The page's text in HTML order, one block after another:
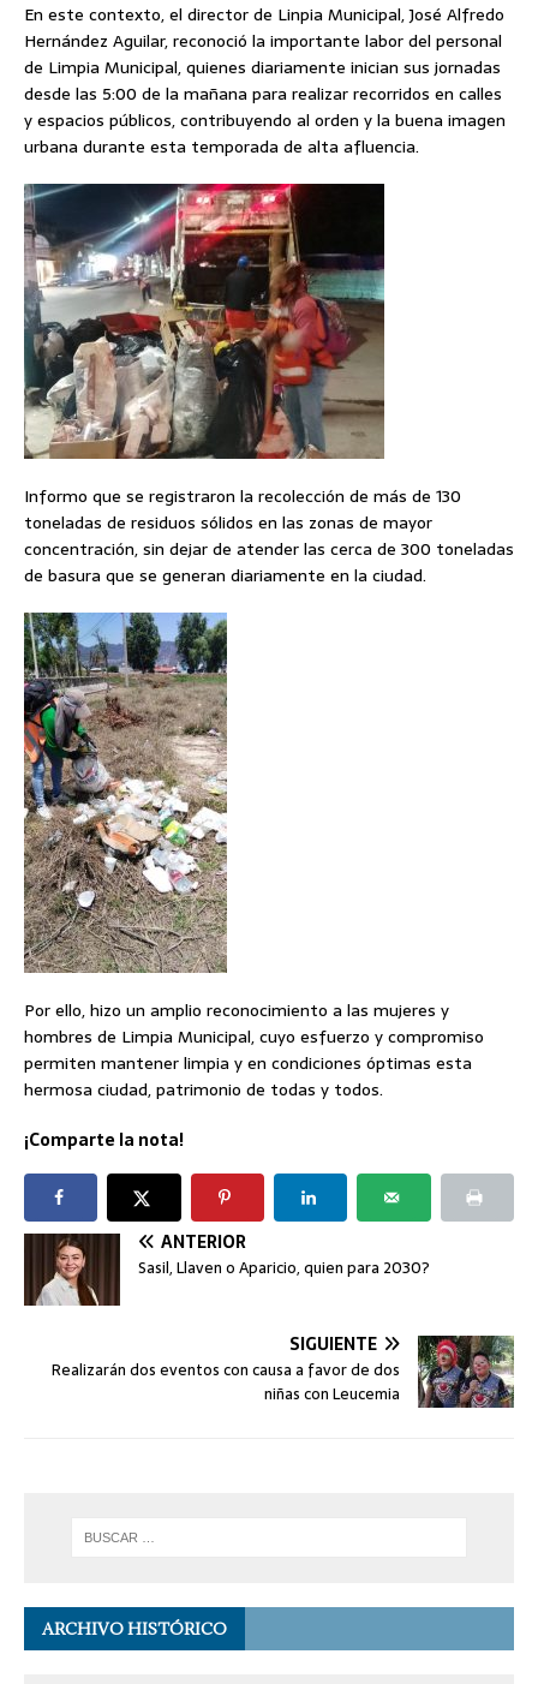
En este contexto, el director de Linpia Municipal, José Alfredo
Hernández Aguilar, reconoció la importante labor del personal
de Limpia Municipal, quienes diariamente inician sus jornadas
desde las 5:00 de la mañana para realizar recorridos en calles
y espacios públicos, contribuyendo al orden y la buena imagen
urbana durante esta temporada de alta afluencia.
Informo que se registraron la recolección de más de 130
toneladas de residuos sólidos en las zonas de mayor
concentración, sin dejar de atender las cerca de 300 toneladas
de basura que se generan diariamente en la ciudad.
Por ello, hizo un amplio reconocimiento a las mujeres y
hombres de Limpia Municipal, cuyo esfuerzo y compromiso
permiten mantener limpia y en condiciones óptimas esta
hermosa ciudad, patrimonio de todas y todos.
¡Comparte la nota!
ANTERIOR
Sasil, Llaven o Aparicio, quien para 2030?
SIGUIENTE
Realizarán dos eventos con causa a favor de dos
niñas con Leucemia
ARCHIVO HISTÓRICO